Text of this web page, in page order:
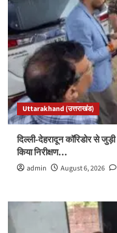
Uttarakhand (उत्तराखंड)
दिल्ली-देहरादून कॉरिडोर से
किया निरीक्षण…
admin August 6, 2026